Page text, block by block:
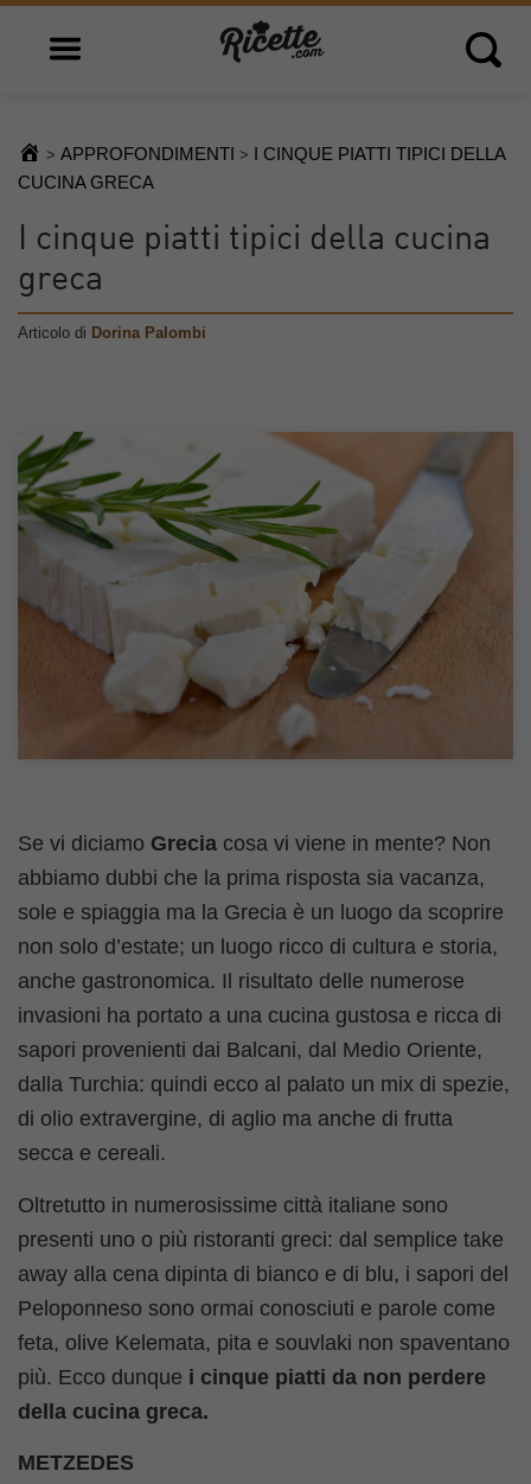
Open main menu Open
> APPROFONDIMENTI >
I CINQUE PIATTI TIPICI DELLA
CUCINA GRECA
I cinque piatti tipici della cucina
greca
Articolo di Dorina Palombi
Se vi diciamo Grecia cosa vi viene in mente? Non
abbiamo dubbi che la prima risposta sia vacanza,
sole e spiaggia ma la Grecia è un luogo da scoprire
non solo d’estate; un luogo ricco di cultura e storia,
anche gastronomica. Il risultato delle numerose
invasioni ha portato a una cucina gustosa e ricca di
sapori provenienti dai Balcani, dal Medio Oriente,
dalla Turchia: quindi ecco al palato un mix di spezie,
di olio extravergine, di aglio ma anche di frutta
secca e cereali.
Oltretutto in numerosissime città italiane sono
presenti uno o più ristoranti greci: dal semplice take
away alla cena dipinta di bianco e di blu, i sapori del
Peloponneso sono ormai conosciuti e parole come
feta, olive Kelemata, pita e souvlaki non spaventano
più. Ecco dunque i cinque piatti da non perdere
della cucina greca.
METZEDES